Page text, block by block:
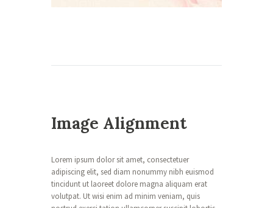
Image Alignment
Lorem ipsum dolor sit amet, consectetuer
adipiscing elit, sed diam nonummy nibh euismod
tincidunt ut laoreet dolore magna aliquam erat
volutpat. Ut wisi enim ad minim veniam, quis